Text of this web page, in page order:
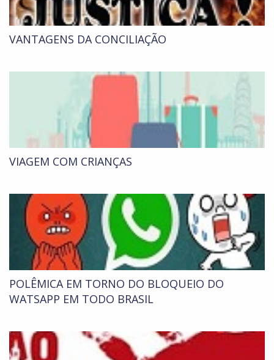
VANTAGENS DA CONCILIAÇÃO
VIAGEM COM CRIANÇAS
POLÊMICA EM TORNO DO BLOQUEIO DO
WATSAPP EM TODO BRASIL